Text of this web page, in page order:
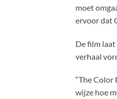
moet
ervoor dat
De film
verhaal
“The Color
wijze hoe